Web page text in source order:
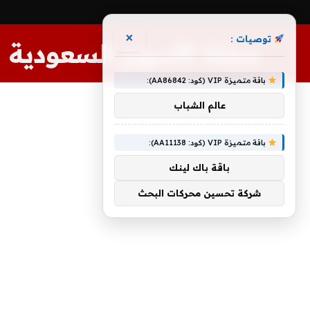
مجلة الأسهم السعودية
توصيات : ×
باقة متميزة VIP (كود: AA86842):
عالم الشباب
باقة متميزة VIP (كود: AA11138):
باقة باك لينك
شركة تحسين محركات البحث